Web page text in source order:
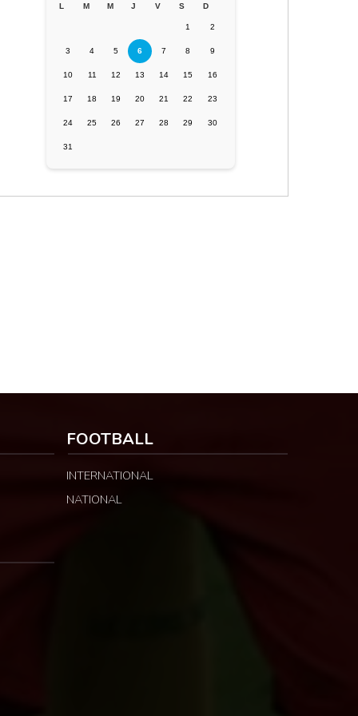
L M M J V S D
1 2
3 4 5 6 7 8 9
10 11 12 13 14 15 16
17 18 19 20 21 22 23
24 25 26 27 28 29 30
31
FOOTBALL
INTERNATIONAL
NATIONAL